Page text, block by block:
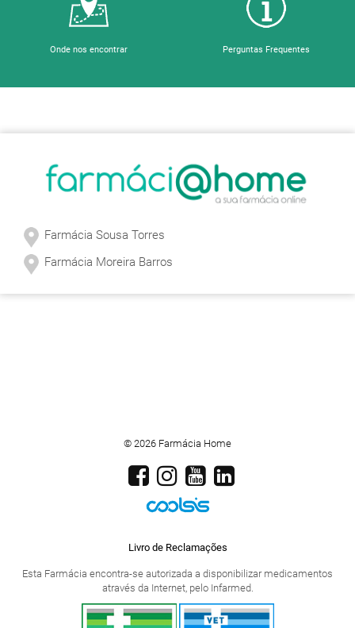
Onde nos encontrar Perguntas Frequentes
Farmácia Sousa Torres
Farmácia Moreira Barros
© 2026 Farmácia Home
Livro de Reclamações
Esta Farmácia encontra-se autorizada a disponibilizar medicamentos
através da Internet, pelo Infarmed.